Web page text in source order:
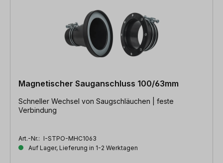
Magnetischer Sauganschluss 100/63mm
Schneller Wechsel von Saugschläuchen | feste
Verbindung
Art.-Nr.: I-STPO-MHC1063
Auf Lager, Lieferung in 1-2 Werktagen